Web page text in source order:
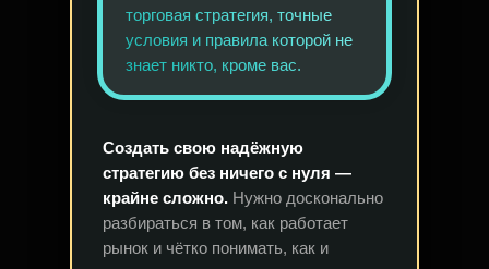
торговая стратегия, точные
условия и правила которой не
знает никто, кроме вас.
Создать свою надёжную
стратегию без ничего с нуля —
крайне сложно. Нужно досконально
разбираться в том, как работает
рынок и чётко понимать, как и